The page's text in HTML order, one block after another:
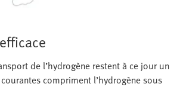
de l’hydrogène restent à ce jour un
compriment l’hydrogène sous